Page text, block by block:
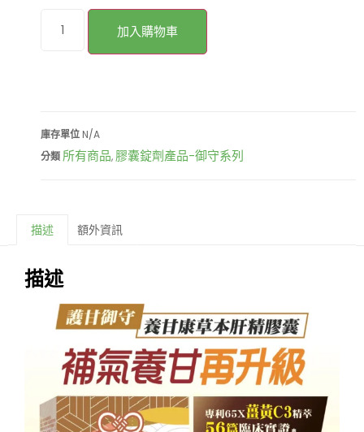
加入購物車
庫存單位 N/A
分類 所有商品, 膠囊錠劑產品-御守系列
描述 額外資訊
描述